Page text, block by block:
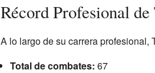
Récord Profesional
A lo largo de su carrera profesional,
Total de combates: 67